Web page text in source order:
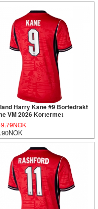
Harry Kane #9 Bortedrakt
VM 2026 Kortermet